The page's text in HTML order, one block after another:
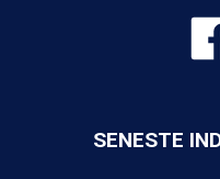
Bad Gastein fra DKK
Arabba fra DKK
La Thuile fra DKK
Sölden fra DKK
SENESTE